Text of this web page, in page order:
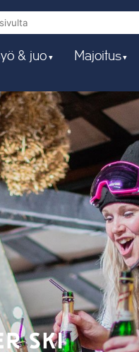
& juo Majoitus
SKI